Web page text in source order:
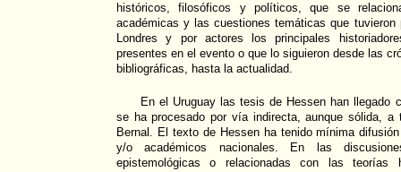
históricos, filosóficos y políticos, que se
académicas y las cuestiones temáticas que tuvieron
Londres y por actores los principales
presentes en el evento o que lo siguieron desde las
bibliográficas, hasta la actualidad.
En el Uruguay las tesis de Hessen han llegado
se ha procesado por vía indirecta, aunque sólida,
Bernal. El texto de Hessen ha tenido mínima
y/o académicos nacionales. En las
epistemológicas o relacionadas con las teorías